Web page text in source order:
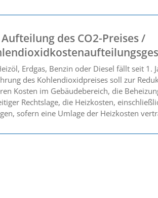
Aufteilung des CO2-Preises /
Erdgas, Benzin oder Diesel fällt seit
des Kohlendioxidpreises soll zur
Kosten im Gebäudebereich, die
Rechtslage, die Heizkosten,
sofern eine Umlage der Heizkosten